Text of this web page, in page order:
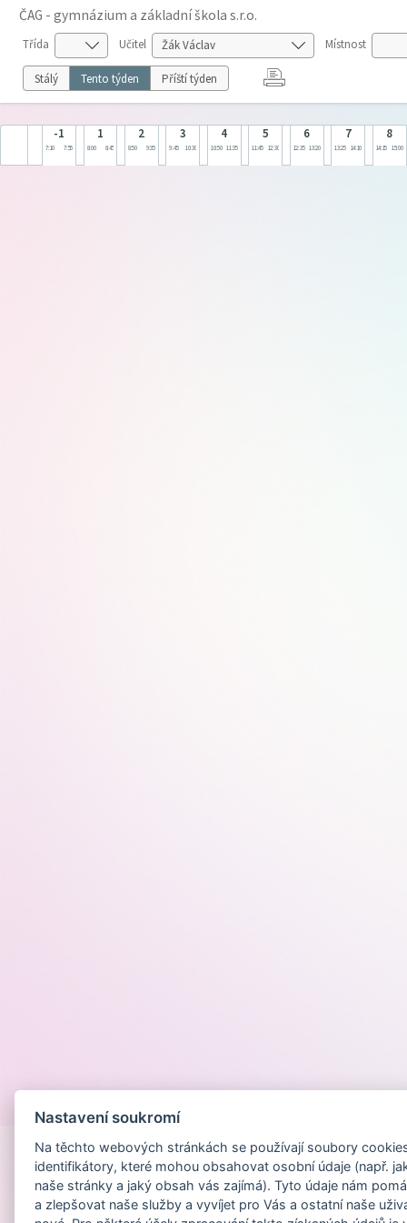
ČAG - gymnázium a základní škola s.r.o.
Třída Učitel Místnost
Stálý Tento týden Příští týden
-1
7:10 7:55
1
8:00 8:45
2
8:50 9:35
3
9:45 10:30
4
10:50 11:35
5
11:45 12:30
6
12:35 13:20
7
13:25 14:10
8
14:15 15:00
Nastavení soukromí
Na těchto webových stránkách se používají soubory
identifikátory, které mohou obsahovat osobní údaje (např.
naše stránky a jaký obsah vás zajímá). Tyto údaje nám
a zlepšovat naše služby a vyvíjet pro Vás a ostatní naše